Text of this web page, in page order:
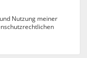
Nutzung meiner